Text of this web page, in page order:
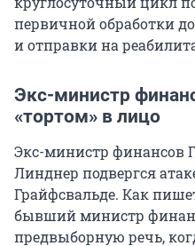
первичной обработки
и отправки на
Экс-министр
«тортом» в лицо
Экс-министр финансов
Линднер подвергся
Грайфсвальде. Как
бывший министр
предвыборную речь,